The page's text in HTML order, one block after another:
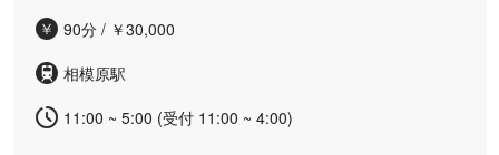
能できる完全個室 「周囲の目を気にせずリラックスしたい」
「お気に入りの彼女のお部屋に遊びに訪れたような高揚感を
味わいたい」というご要望にお応えし、ワンルーム仕様の完
全プライベート空間をご用意しました。“癒し”と“胸の高鳴
り”が織りなす、当店ならではの贅沢なひとときをご堪能くだ
90分 / ￥30,000
相模原駅
11:00 ~ 5:00 (受付 11:00 ~ 4:00)